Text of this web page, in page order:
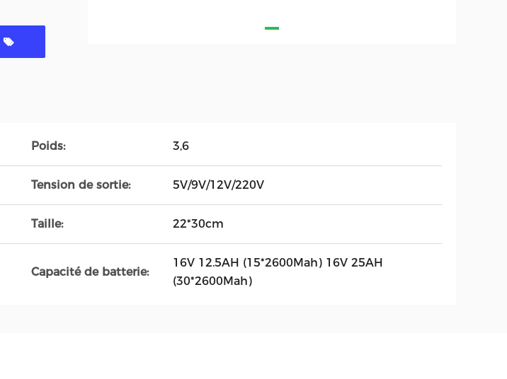
Poids: 3,6
Tension de sortie: 5V/9V/12V/220V
Taille: 22*30cm
Capacité de batterie:
16V 12.5AH (15*2600Mah) 16V 25AH
(30*2600Mah)